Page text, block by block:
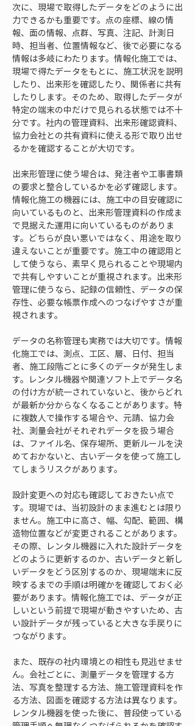
次に、現場で取得したデータをどのように出
力できるかも重要です。点の座標、線の情
報、面の情報、点群、写真、注記、計測日
時、担当者、位置情報など、後で必要になる
情報は多岐にわたります。情報化施工では、
現場で得たデータをもとに、施工状況を説明
したり、出来形を確認したり、関係者に共有
したりします。そのため、取得したデータが
特定の端末の中だけで見られる状態では不十
分です。社内の管理資料、出来形確認資料、
協力会社との共有資料に使える形で取り出せ
るかを確認することが大切です。
出来形管理に使う場合は、発注者や工事書類
の要求と整合しているかを必ず確認します。
情報化施工の機器には、施工中の目安確認に
向いているものと、出来形管理資料の作成ま
で見据えた運用に向いているものがありま
す。どちらが良い悪いではなく、用途を取り
違えないことが重要です。施工中の確認用と
して使うなら、素早く見られることや現場内
で共有しやすいことが重視されます。出来形
管理に使うなら、記録の信頼性、データの保
存性、必要な帳票作成へのつなげやすさが重
視されます。
データの名称管理も実務では大切です。情報
化施工では、測点、工区、層、日付、担当
者、施工段階ごとに多くのデータが発生しま
す。レンタル機器や関連ソフト上でデータ名
の付け方が統一されていないと、後からどれ
が最新か分からなくなることがあります。特
に複数人で操作する場合や、元請、協力会
社、測量会社がそれぞれデータを扱う場合
は、ファイル名、保存場所、更新ルールを決
めておかないと、古いデータを使って施工し
てしまうリスクがあります。
設計変更への対応も確認しておきたい点で
す。現場では、当初設計のまま進むとは限り
ません。施工中に高さ、幅、勾配、範囲、構
造物位置などが変更されることがあります。
その際、レンタル機器に入れた設計データを
どのように更新するのか、古いデータと新し
いデータをどう区別するのか、現場端末に反
映するまでの手順は明確かを確認しておく必
要があります。情報化施工では、データが正
しいという前提で現場が動きやすいため、古
い設計データが残っていると大きな手戻りに
つながります。
また、既存の社内環境との相性も見逃せませ
ん。会社ごとに、測量データを管理する方
法、写真を整理する方法、施工管理資料を作
る方法、図面を確認する方法は異なります。
レンタル機器を使った後に、普段使っている